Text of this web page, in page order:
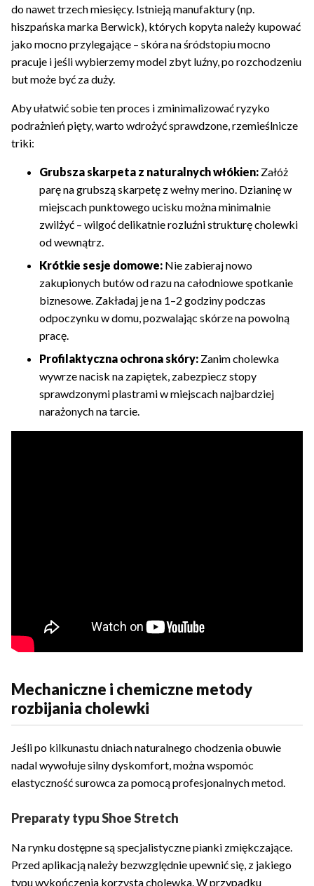
do nawet trzech miesięcy. Istnieją manufaktury (np.
hiszpańska marka Berwick), których kopyta należy kupować
jako mocno przylegające – skóra na śródstopiu mocno
pracuje i jeśli wybierzemy model zbyt luźny, po rozchodzeniu
but może być za duży.
Aby ułatwić sobie ten proces i zminimalizować ryzyko
podrażnień pięty, warto wdrożyć sprawdzone, rzemieślnicze
triki:
Grubsza skarpeta z naturalnych włókien: Załóż
parę na grubszą skarpetę z wełny merino. Dzianinę w
miejscach punktowego ucisku można minimalnie
zwilżyć – wilgoć delikatnie rozluźni strukturę cholewki
od wewnątrz.
Krótkie sesje domowe: Nie zabieraj nowo
zakupionych butów od razu na całodniowe spotkanie
biznesowe. Zakładaj je na 1–2 godziny podczas
odpoczynku w domu, pozwalając skórze na powolną
pracę.
Profilaktyczna ochrona skóry: Zanim cholewka
wywrze nacisk na zapiętek, zabezpiecz stopy
sprawdzonymi plastrami w miejscach najbardziej
narażonych na tarcie.
Mechaniczne i chemiczne metody
rozbijania cholewki
Jeśli po kilkunastu dniach naturalnego chodzenia obuwie
nadal wywołuje silny dyskomfort, można wspomóc
elastyczność surowca za pomocą profesjonalnych metod.
Preparaty typu Shoe Stretch
Na rynku dostępne są specjalistyczne pianki zmiękczające.
Przed aplikacją należy bezwzględnie upewnić się, z jakiego
typu wykończenia korzysta cholewka. W przypadku